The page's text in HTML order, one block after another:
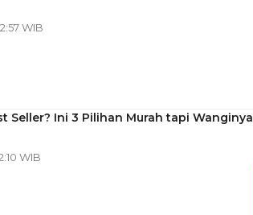
WIB
Seller? Ini 3 Pilihan Murah tapi Wanginya
WIB